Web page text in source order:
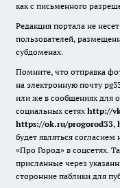
как с письменного
Редакция портала не
пользователей,
субдоменах.
Помните, что отправка
на электронную почту
или же в сообщениях для
социальных сетях http://
https://ok.ru/progorod33,
будет являться
«Про Город» в соцсетях.
присланные через
сторонние паблики для